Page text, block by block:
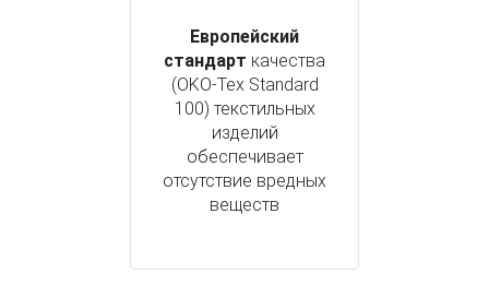
Европейский
стандарт качества
(OKO-Tex Standard
100) текстильных
изделий
обеспечивает
отсутствие вредных
веществ